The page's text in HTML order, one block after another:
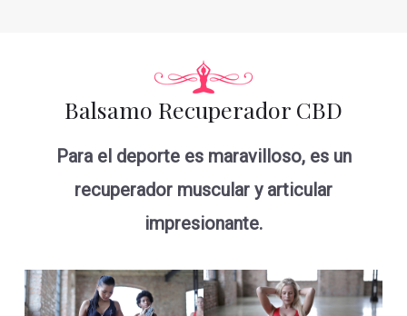
Balsamo Recuperador CBD
Para el deporte es maravilloso, es un
recuperador muscular y articular
impresionante.